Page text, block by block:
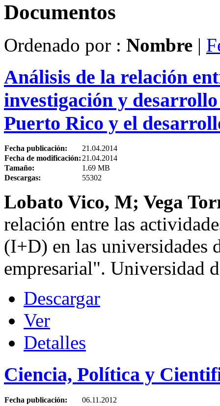
Documentos
Ordenado por : Nombre |
Análisis de la relación
investigación y
Puerto Rico y el
Fecha publicación:
21.04.2014
Fecha de modificación:21.04.2014
Tamaño:
1.69 MB
Descargas:
55302
Lobato Vico, M; Vega
relación entre las
(I+D) en las universidades
empresarial". Universidad
Descargar
Ver
Detalles
Ciencia, Política y
Fecha publicación:
06.11.2012